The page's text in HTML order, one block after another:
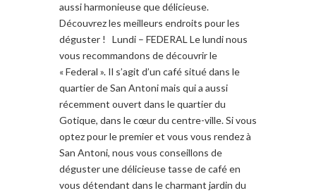
aussi harmonieuse que délicieuse.
Découvrez les meilleurs endroits pour les
déguster ! Lundi – FEDERAL Le lundi nous
vous recommandons de découvrir le
« Federal ». Il s’agit d’un café situé dans le
quartier de San Antoni mais qui a aussi
récemment ouvert dans le quartier du
Gotique, dans le cœur du centre-ville. Si vous
optez pour le premier et vous vous rendez à
San Antoni, nous vous conseillons de
déguster une délicieuse tasse de café en
vous détendant dans le charmant jardin du